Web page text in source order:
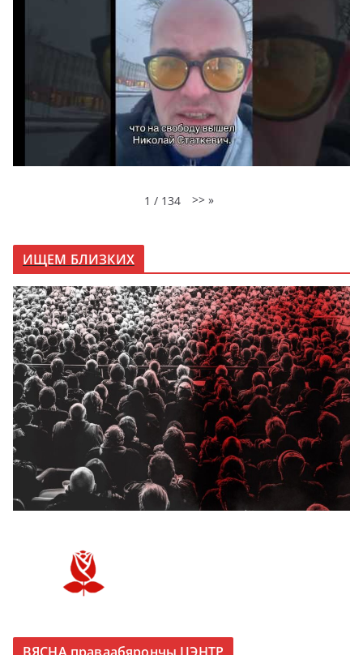
1 / 134 >> »
ИЩЕМ БЛИЗКИХ
ВЯСНА праваабярончы ЦЭНТР